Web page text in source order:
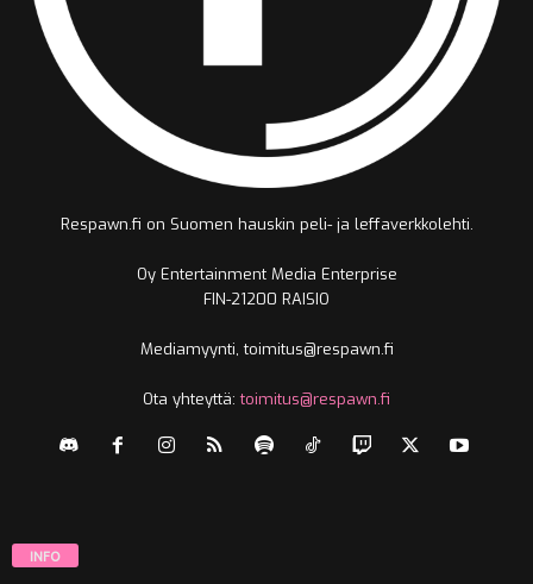
Respawn.fi on Suomen hauskin peli- ja leffaverkkolehti.
Oy Entertainment Media Enterprise
FIN-21200 RAISIO
Mediamyynti, toimitus@respawn.fi
Ota yhteyttä:toimitus@respawn.fi
INFO